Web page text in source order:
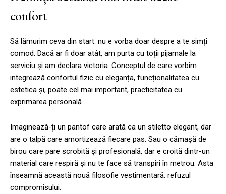
confort
Să lămurim ceva din start: nu e vorba doar despre a te simți
comod. Dacă ar fi doar atât, am purta cu toții pijamale la
serviciu și am declara victoria. Conceptul de care vorbim
integrează confortul fizic cu eleganța, funcționalitatea cu
estetica și, poate cel mai important, practicitatea cu
exprimarea personală.
Imaginează-ți un pantof care arată ca un stiletto elegant, dar
are o talpă care amortizează fiecare pas. Sau o cămașă de
birou care pare scrobită și profesională, dar e croită dintr-un
material care respiră și nu te face să transpiri în metrou. Asta
înseamnă această nouă filosofie vestimentară: refuzul
compromisului.